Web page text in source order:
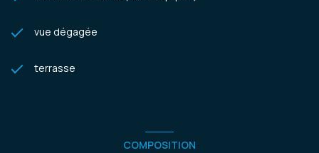
vue dégagée
terrasse
COMPOSITION